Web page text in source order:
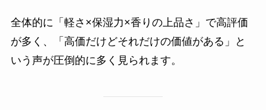
全体的に「軽さ×保湿力×香りの上品さ」で高評価
が多く、「高価だけどそれだけの価値がある」と
いう声が圧倒的に多く見られます。